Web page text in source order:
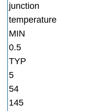
junction
temperature
MIN
0.5
TYP
5
54
145